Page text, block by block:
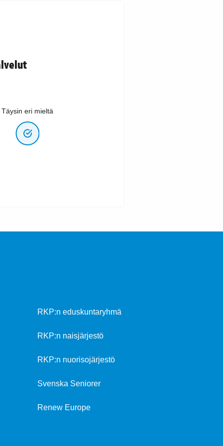
Täysin eri mieltä
RKP:n eduskuntaryhmä
RKP:n naisjärjestö
RKP:n nuorisojärjestö
Svenska Seniorer
Renew Europe